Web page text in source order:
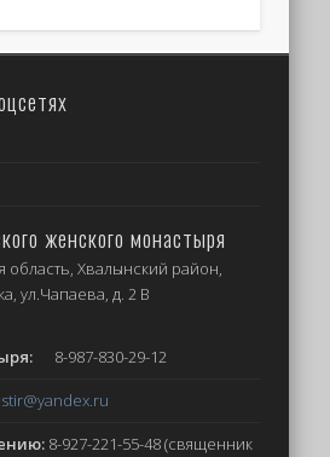
женского монастыря
область, Хвалынский район,
ул.Чапаева, д. 2 В
8-987-830-29-12
@yandex.ru
8-927-221-55-48 (священник